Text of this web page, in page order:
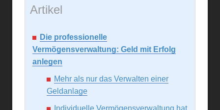
Artikel
Die professionelle
Vermögensverwaltung: Geld mit Erfolg
anlegen
Mehr als nur das Verwalten einer
Geldanlage
Individuelle Vermögensverwaltung hat